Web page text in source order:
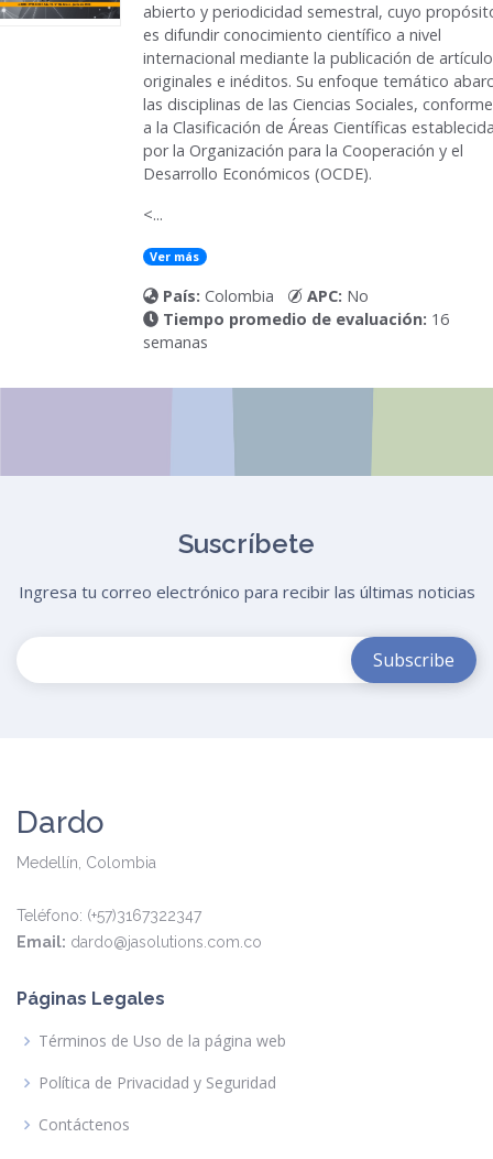
abierto y periodicidad semestral, cuyo
es difundir conocimiento científico a nivel
internacional mediante la publicación de
originales e inéditos. Su enfoque temático
las disciplinas de las Ciencias Sociales, conforme
a la Clasificación de Áreas Científicas
por la Organización para la Cooperación y el
Desarrollo Económicos (OCDE).
<...
Ver más
País: Colombia APC: No
Tiempo promedio de evaluación: 16
semanas
Suscríbete
Ingresa tu correo electrónico para recibir las últimas noticias
Dardo
Medellín, Colombia
Teléfono: (+57)3167322347
Email: dardo@jasolutions.com.co
Páginas Legales
Términos de Uso de la página web
Política de Privacidad y Seguridad
Contáctenos